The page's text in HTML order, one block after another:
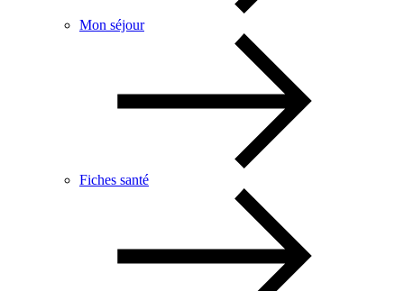
Mon séjour
Fiches santé